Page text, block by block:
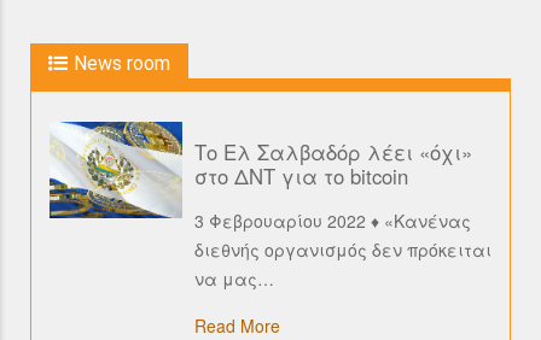
News room
Το Ελ Σαλβαδόρ λέει «όχι»
στο ΔΝΤ για το bitcoin
3 Φεβρουαρίου 2022 ♦ «Κανένας
διεθνής οργανισμός δεν πρόκειται
να μας…
Read More